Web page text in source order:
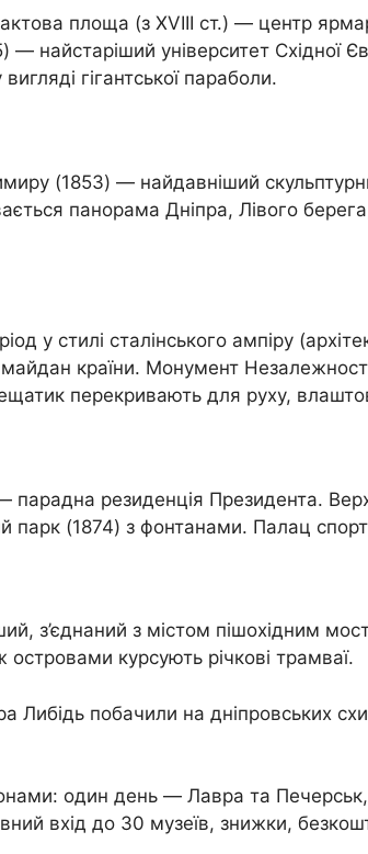
площа (з XVIII ст.) — центр
найстаріший університет Східної
гігантської параболи.
(1853) — найдавніший
панорама Дніпра, Лівого
стилі сталінського ампіру
країни. Монумент
перекривають для руху,
парадна резиденція Президента.
парк (1874) з фонтанами. Палац
з’єднаний з містом пішохідним
курсують річкові трамваї.
побачили на дніпровських
один день — Лавра та Печерськ,
вхід до 30 музеїв, знижки,